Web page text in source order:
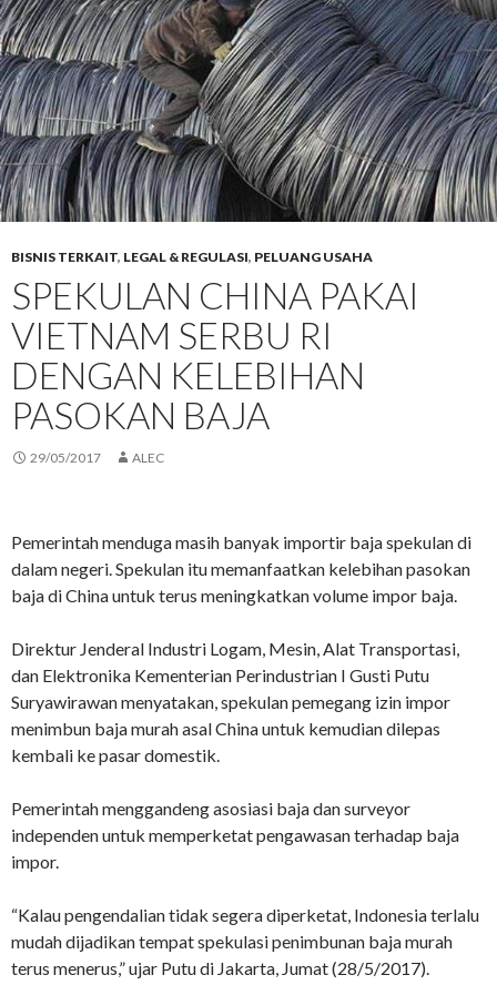
BISNIS TERKAIT, LEGAL & REGULASI, PELUANG USAHA
SPEKULAN CHINA PAKAI
VIETNAM SERBU RI
DENGAN KELEBIHAN
PASOKAN BAJA
29/05/2017 ALEC
Pemerintah menduga masih banyak importir baja spekulan di
dalam negeri. Spekulan itu memanfaatkan kelebihan pasokan
baja di China untuk terus meningkatkan volume impor baja.
Direktur Jenderal Industri Logam, Mesin, Alat Transportasi,
dan Elektronika Kementerian Perindustrian I Gusti Putu
Suryawirawan menyatakan, spekulan pemegang izin impor
menimbun baja murah asal China untuk kemudian dilepas
kembali ke pasar domestik.
Pemerintah menggandeng asosiasi baja dan surveyor
independen untuk memperketat pengawasan terhadap baja
impor.
“Kalau pengendalian tidak segera diperketat, Indonesia terlalu
mudah dijadikan tempat spekulasi penimbunan baja murah
terus menerus,” ujar Putu di Jakarta, Jumat (28/5/2017).